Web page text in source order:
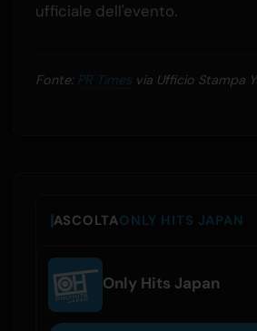
ufficiale dell'evento.
Fonte: PR Timesvia Ufficio Stampa
ASCOLTAONLY HITS JAPAN
Only Hits Japan